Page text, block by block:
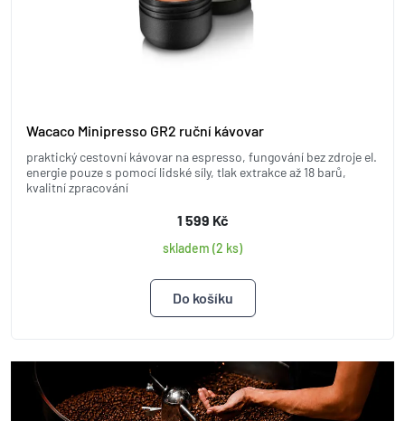
Wacaco Minipresso GR2 ruční kávovar
praktický cestovní kávovar na espresso, fungování bez zdroje el.
energie pouze s pomocí lidské síly, tlak extrakce až 18 barů,
kvalitní zpracování
1 599 Kč
skladem (2 ks)